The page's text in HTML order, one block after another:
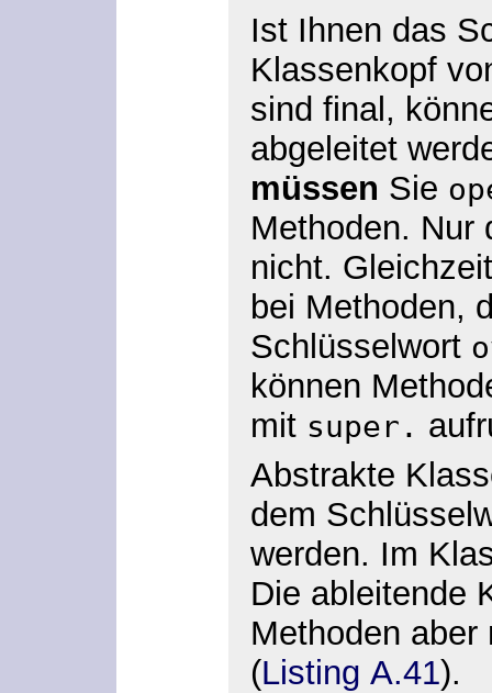
Ist Ihnen das
Klassenkopf
sind final,
abgeleitet
müssen Sie
Methoden. Nur
nicht.
bei Methoden,
Schlüsselwort
können
mit super.
Abstrakte
dem
werden. Im
Die ableitende
Methoden
(Listing A.41).